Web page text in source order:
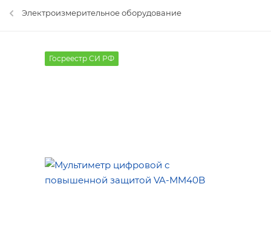
Электроизмерительное оборудование
Госреестр СИ РФ